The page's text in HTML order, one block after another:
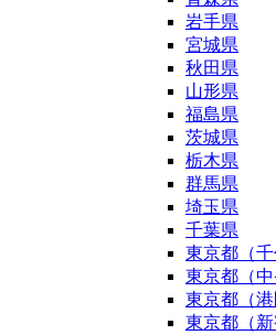
岩手県
宮城県
秋田県
山形県
福島県
茨城県
栃木県
群馬県
埼玉県
千葉県
東京都（千
東京都（中
東京都（港
東京都（新